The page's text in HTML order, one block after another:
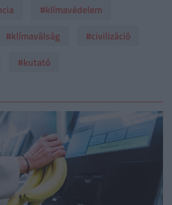
#klímavédelem
#klímaválság
#civilizáció
#kutató